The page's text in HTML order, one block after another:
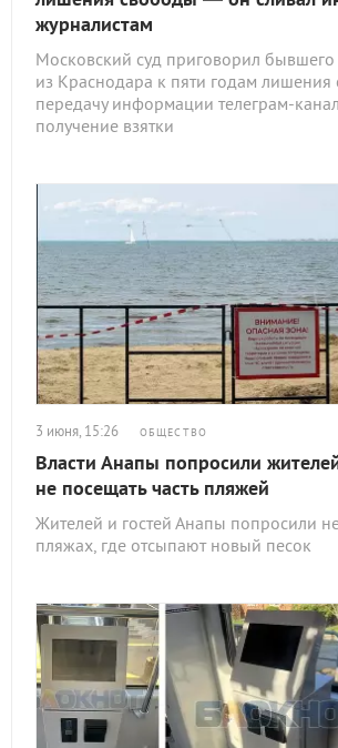
журналистам
Московский суд приговорил бывшего
из Краснодара к пяти годам лишения
передачу информации телеграм-
получение взятки
3 июня, 15:26 ОБЩЕСТВО
Власти Анапы попросили
не посещать часть пляжей
Жителей и гостей Анапы попросили
пляжах, где отсыпают новый песок